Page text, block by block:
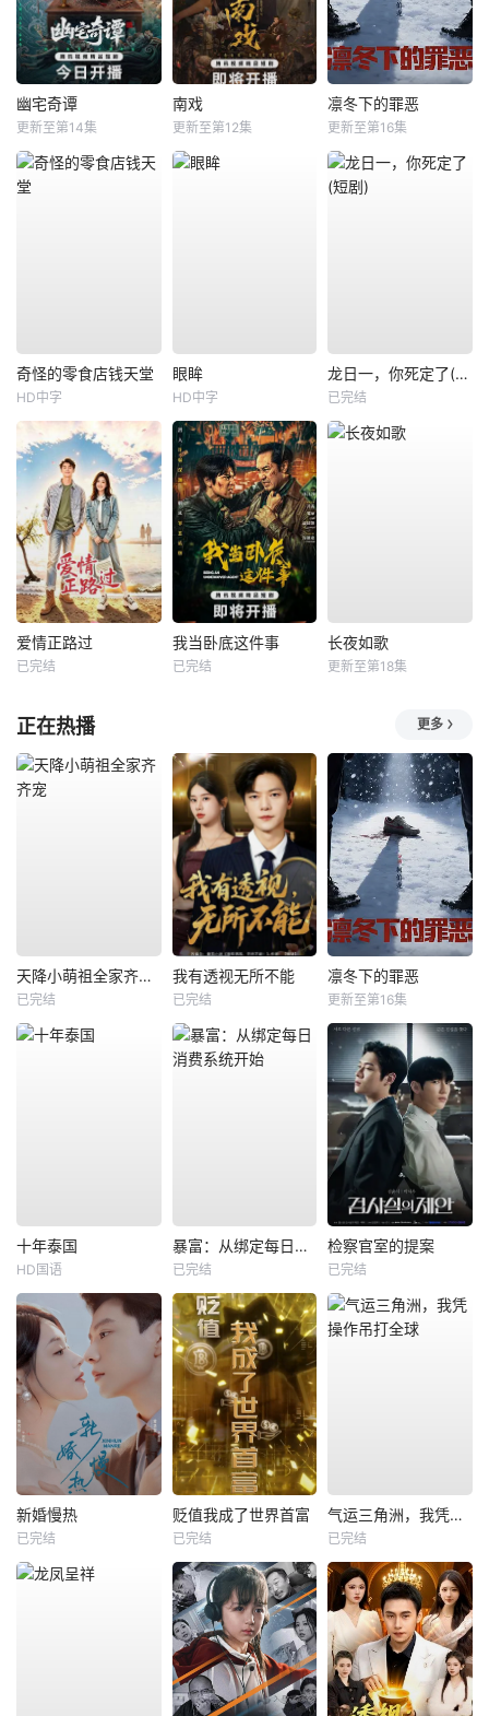
幽宅奇谭
更新至第14集
南戏
更新至第12集
凛冬下的罪恶
更新至第16集
奇怪的零食店钱天堂
HD中字
眼眸
HD中字
龙日一，你死定了(短剧)
已完结
爱情正路过
已完结
我当卧底这件事
已完结
长夜如歌
更新至第18集
正在热播 更多
天降小萌祖全家齐齐宠
已完结
我有透视无所不能
已完结
凛冬下的罪恶
更新至第16集
十年泰国
HD国语
暴富：从绑定每日消费系统开始
已完结
检察官室的提案
已完结
新婚慢热
已完结
贬值我成了世界首富
已完结
气运三角洲，我凭操作吊打全球
已完结